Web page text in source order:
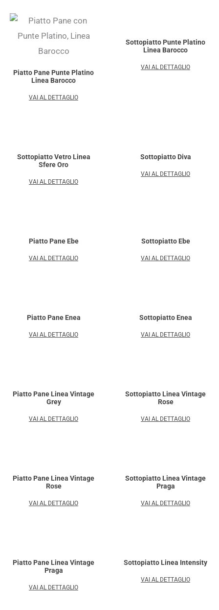
Piatto Pane Punte Platino
Linea Barocco
VAI AL DETTAGLIO
Sottopiatto Punte Platino
Linea Barocco
VAI AL DETTAGLIO
Sottopiatto Vetro Linea
Sfere Oro
VAI AL DETTAGLIO
Sottopiatto Diva
VAI AL DETTAGLIO
Piatto Pane Ebe
VAI AL DETTAGLIO
Sottopiatto Ebe
VAI AL DETTAGLIO
Piatto Pane Enea
VAI AL DETTAGLIO
Sottopiatto Enea
VAI AL DETTAGLIO
Piatto Pane Linea Vintage
Grey
VAI AL DETTAGLIO
Sottopiatto Linea Vintage
Rose
VAI AL DETTAGLIO
Piatto Pane Linea Vintage
Rose
VAI AL DETTAGLIO
Sottopiatto Linea Vintage
Praga
VAI AL DETTAGLIO
Piatto Pane Linea Vintage
Praga
VAI AL DETTAGLIO
Sottopiatto Linea Intensity
VAI AL DETTAGLIO